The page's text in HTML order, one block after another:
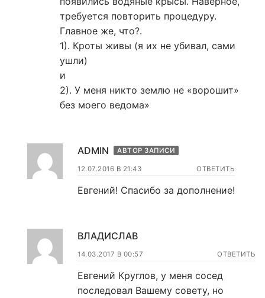
требуется повторить процедуру.
Главное же, что?.
1). Кроты живы (я их не убивал, сами
ушли)
и
2). У меня никто землю не «ворошит»
без моего ведома»
ADMIN АВТОР ЗАПИСИ
12.07.2016 В 21:43 ОТВЕТИТЬ
Евгений! Спасибо за дополнение!
ВЛАДИСЛАВ
14.03.2017 В 00:57 ОТВЕТИТЬ
Евгений Круглов, у меня сосед
последовал Вашему совету, но